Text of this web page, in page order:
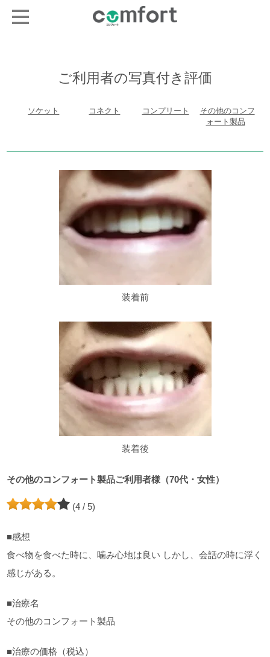
ご利用者の写真付き評価
ソケット コネクト コンプリート
その他のコンフ
ォート製品
装着前
装着後
その他のコンフォート製品ご利用者様（70代・女性）
(4 / 5)
■感想
食べ物を食べた時に、噛み心地は良い しかし、会話の時に浮く
感じがある。
■治療名
その他のコンフォート製品
■治療の価格（税込）